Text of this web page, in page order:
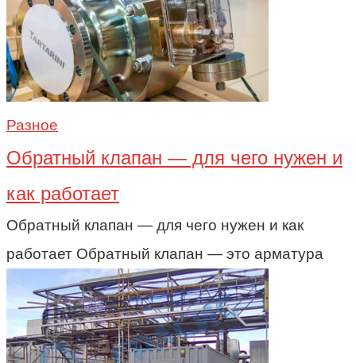
Разное
Обратный клапан — для чего нужен и
как работает
Обратный клапан — для чего нужен и как
работает Обратный клапан — это арматура